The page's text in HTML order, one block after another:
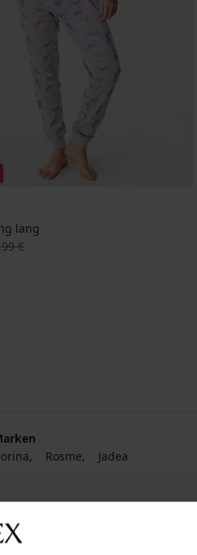
lang
Preis
€
Rosme Jadea